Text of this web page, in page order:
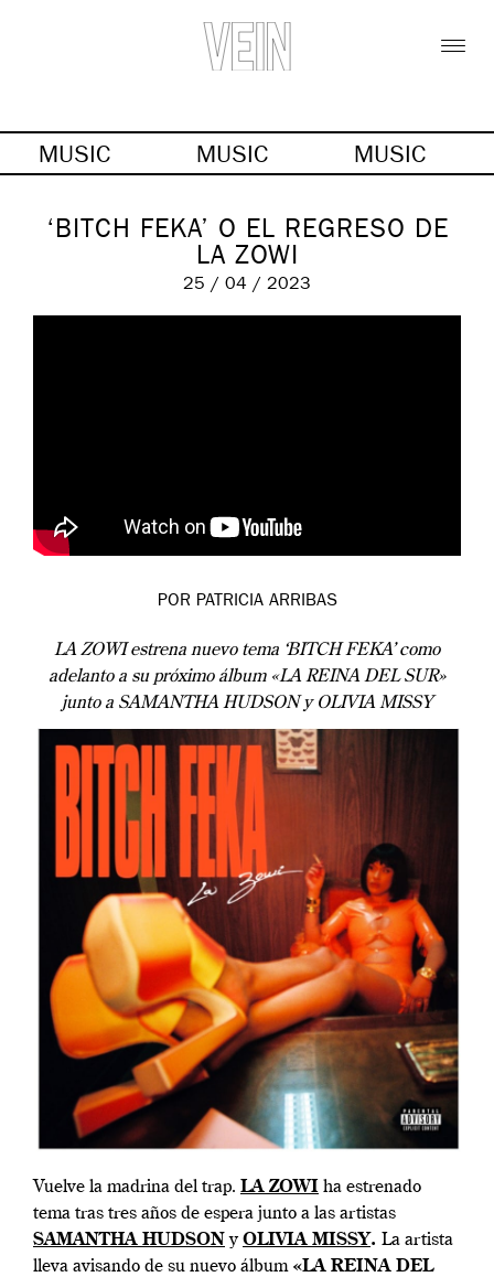
MUSIC MUSIC MUSIC
‘BITCH FEKA’ O EL REGRESO DE
LA ZOWI
25 / 04 / 2023
POR PATRICIA ARRIBAS
LA ZOWI estrena nuevo tema ‘BITCH FEKA’ como
adelanto a su próximo álbum «LA REINA DEL SUR»
junto a SAMANTHA HUDSON y OLIVIA MISSY
Vuelve la madrina del trap. LA ZOWI ha estrenado
tema tras tres años de espera junto a las artistas
SAMANTHA HUDSON yOLIVIA MISSY. La artista
lleva avisando de su nuevo álbum «LA REINA DEL